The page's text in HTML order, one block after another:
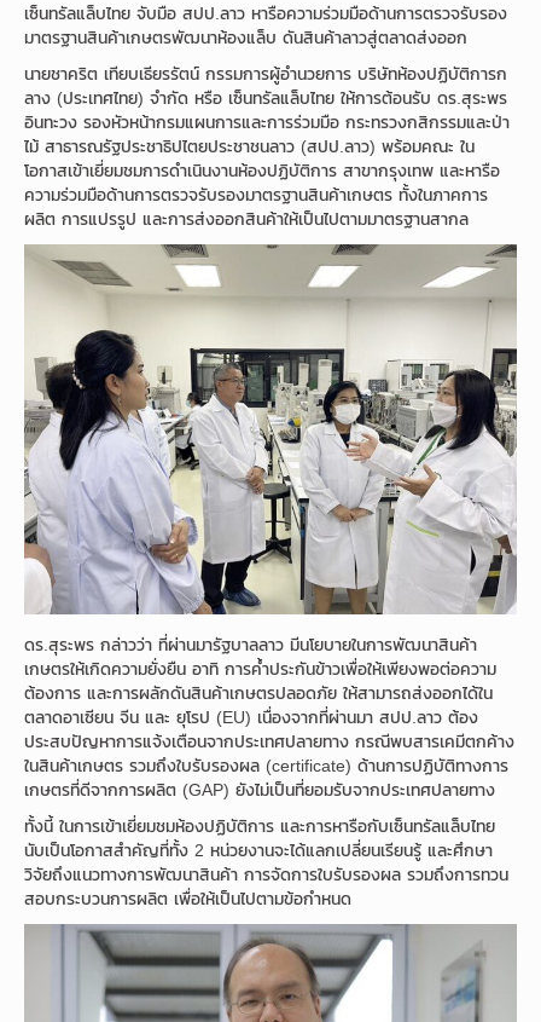
เซ็นทรัลแล็บไทย จับมือ สปป.ลาว หารือความร่วมมือด้านการตรวจรับรอง
มาตรฐานสินค้าเกษตรพัฒนาห้องแล็บ ดันสินค้าลาวสู่ตลาดส่งออก
นายชาคริต เทียบเธียรรัตน์ กรรมการผู้อำนวยการ บริษัทห้องปฏิบัติการก
ลาง (ประเทศไทย) จำกัด หรือ เซ็นทรัลแล็บไทย ให้การต้อนรับ ดร.สุระพร
อินทะวง รองหัวหน้ากรมแผนการและการร่วมมือ กระทรวงกสิกรรมและป่า
ไม้ สาธารณรัฐประชาธิปไตยประชาชนลาว (สปป.ลาว) พร้อมคณะ ใน
โอกาสเข้าเยี่ยมชมการดำเนินงานห้องปฏิบัติการ สาขากรุงเทพ และหารือ
ความร่วมมือด้านการตรวจรับรองมาตรฐานสินค้าเกษตร ทั้งในภาคการ
ผลิต การแปรรูป และการส่งออกสินค้าให้เป็นไปตามมาตรฐานสากล
ดร.สุระพร กล่าวว่า ที่ผ่านมารัฐบาลลาว มีนโยบายในการพัฒนาสินค้า
เกษตรให้เกิดความยั่งยืน อาทิ การค้ำประกันข้าวเพื่อให้เพียงพอต่อความ
ต้องการ และการผลักดันสินค้าเกษตรปลอดภัย ให้สามารถส่งออกได้ใน
ตลาดอาเซียน จีน และ ยุโรป (EU) เนื่องจากที่ผ่านมา สปป.ลาว ต้อง
ประสบปัญหาการแจ้งเตือนจากประเทศปลายทาง กรณีพบสารเคมีตกค้าง
ในสินค้าเกษตร รวมถึงใบรับรองผล (certificate) ด้านการปฏิบัติทางการ
เกษตรที่ดีจากการผลิต (GAP) ยังไม่เป็นที่ยอมรับจากประเทศปลายทาง
ทั้งนี้ ในการเข้าเยี่ยมชมห้องปฏิบัติการ และการหารือกับเซ็นทรัลแล็บไทย
นับเป็นโอกาสสำคัญที่ทั้ง 2 หน่วยงานจะได้แลกเปลี่ยนเรียนรู้ และศึกษา
วิจัยถึงแนวทางการพัฒนาสินค้า การจัดการใบรับรองผล รวมถึงการทวน
สอบกระบวนการผลิต เพื่อให้เป็นไปตามข้อกำหนด